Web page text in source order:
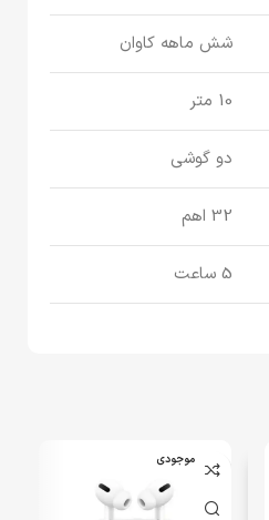
شش ماهه کاوان
10 متر
دو گوشی
32 اهم
5 ساعت
اتمام موجودی